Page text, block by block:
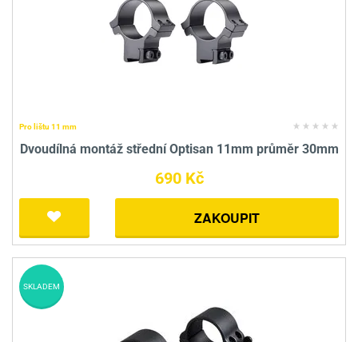
Pro lištu 11 mm
Dvoudílná montáž střední Optisan 11mm průměr 30mm
690 Kč
ZAKOUPIT
SKLADEM